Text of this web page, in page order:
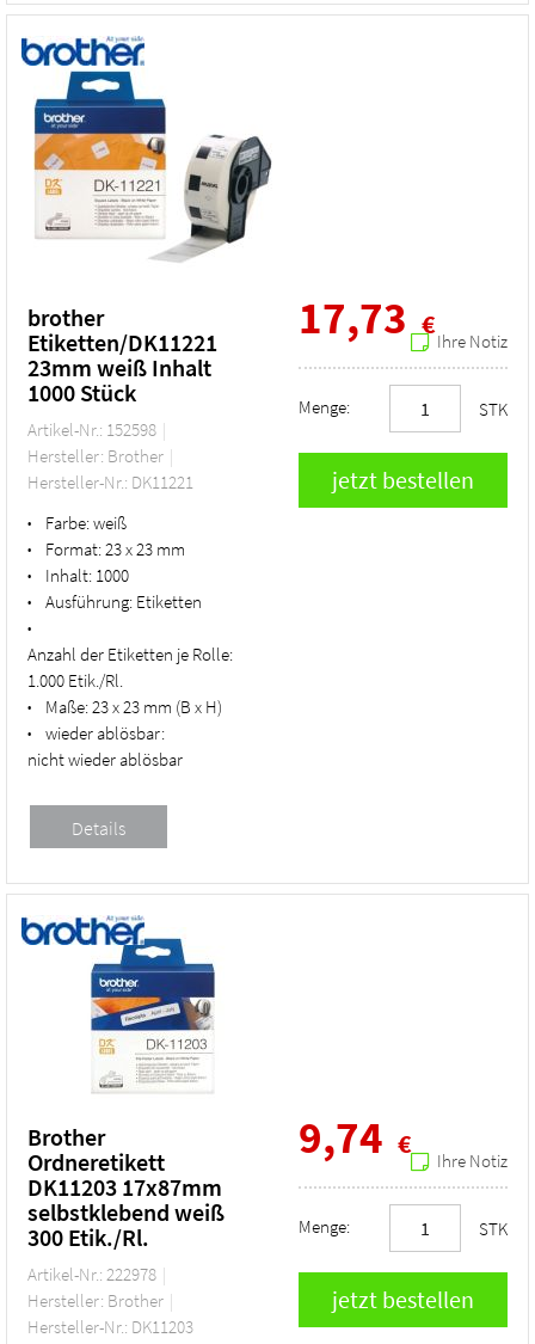
brother
Etiketten/DK11221
23mm weiß Inhalt
1000 Stück
Artikel-Nr.: 152598
Hersteller: Brother
Hersteller-Nr.: DK11221
• Farbe:weiß
• Format:23 x 23 mm
• Inhalt: 1000
• Ausführung: Etiketten
•
Anzahl der Etiketten je Rolle:
1.000 Etik./Rl.
• Maße:23 x 23 mm (B x H)
•
wieder ablösbar:
nicht wieder ablösbar
17,73 €
Ihre Notiz
Menge: STK
Brother
Ordneretikett
DK11203 17x87mm
selbstklebend weiß
300 Etik./Rl.
Artikel-Nr.: 222978
Hersteller: Brother
Hersteller-Nr.: DK11203
9,74 €
Ihre Notiz
Menge: STK